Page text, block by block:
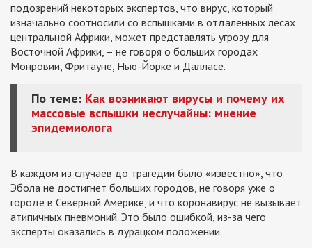
подозрений некоторых экспертов, что вирус, который
изначально соотносили со вспышками в отдаленных лесах
центральной Африки, может представлять угрозу для
Восточной Африки, – не говоря о больших городах
Монровии, Фритауне, Нью-Йорке и Далласе.
По теме: Как возникают вирусы и почему их
массовые вспышки неслучайны: мнение
эпидемиолога
В каждом из случаев до трагедии было «известно», что
Эбола не достигнет больших городов, не говоря уже о
городе в Северной Америке, и что коронавирус не вызывает
атипичных пневмоний. Это было ошибкой, из-за чего
эксперты оказались в дурацком положении.